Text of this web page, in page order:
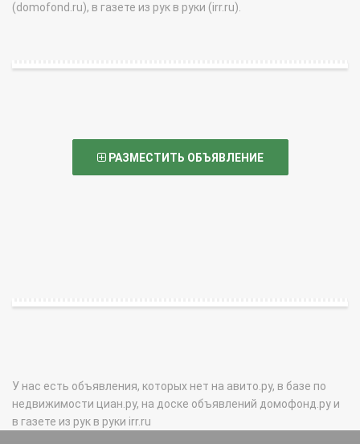
(domofond.ru), в газете из рук в руки (irr.ru).
РАЗМЕСТИТЬ ОБЪЯВЛЕНИЕ
У нас есть объявления, которых нет на авито.ру, в базе по
недвижимости циан.ру, на доске объявлений домофонд.ру и
в газете из рук в руки irr.ru